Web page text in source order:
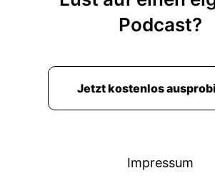
Podcast?
Jetzt kostenlos
Impressum